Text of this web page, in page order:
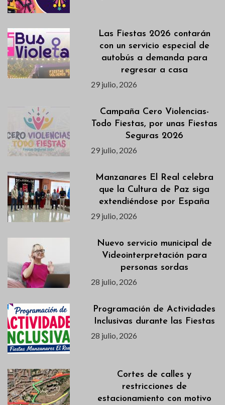
Las Fiestas 2026 contarán
con un servicio especial de
autobús a demanda para
regresar a casa
29 julio, 2026
Campaña Cero Violencias-
Todo Fiestas, por unas Fiestas
Seguras 2026
29 julio, 2026
Manzanares El Real celebra
que la Cultura de Paz siga
extendiéndose por España
29 julio, 2026
Nuevo servicio municipal de
Videointerpretación para
personas sordas
28 julio, 2026
Programación de Actividades
Inclusivas durante las Fiestas
28 julio, 2026
Cortes de calles y
restricciones de
estacionamiento con motivo